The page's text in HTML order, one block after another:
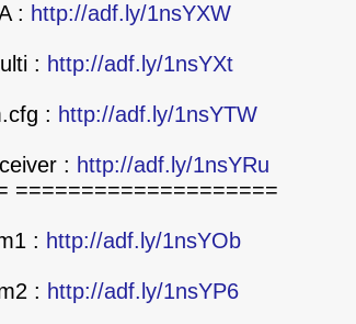
: http://adf.ly/1nsYXW
: http://adf.ly/1nsYXt
: http://adf.ly/1nsYTW
: http://adf.ly/1nsYRu
========
: http://adf.ly/1nsYOb
: http://adf.ly/1nsYP6